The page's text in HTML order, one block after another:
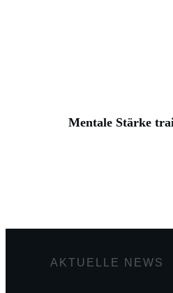
Mentale Stärke
AKTUELLE NEWS